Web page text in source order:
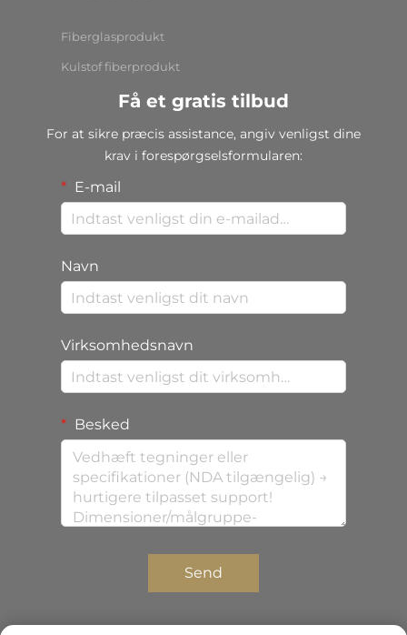
Fiberglasprodukt
Kulstof fiberprodukt
Få et gratis tilbud
For at sikre præcis assistance, angiv venligst dine
krav i forespørgselsformularen:
E-mail
Navn
Virksomhedsnavn
Besked
Send